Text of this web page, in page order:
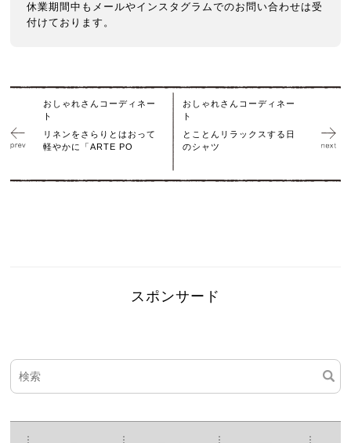
休業期間中もメールやインスタグラムでのお問い合わせは受
付けております。
おしゃれさんコーディネー
ト
リネンをさらりとはおって
軽やかに「ARTE PO
おしゃれさんコーディネー
ト
とことんリラックスする日
のシャツ
スポンサード